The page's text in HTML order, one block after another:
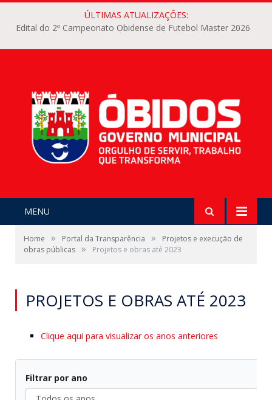
ÚLTIMAS ATUALIZAÇÕES:
Edital do 2º Campeonato Obidense de Futebol Master 2026
MENU
Home » Portal da Transparência »
Projetos e execução de
obras públicas » Projetos e obras até 2023
PROJETOS E OBRAS ATÉ 2023
Clique aqui para visualizar os anos anteriores
Filtrar por ano